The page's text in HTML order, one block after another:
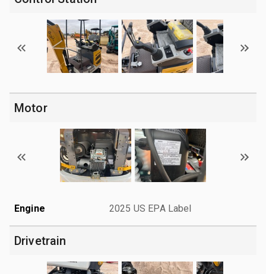
Motor
Engine 2025 US EPA Label
Drivetrain